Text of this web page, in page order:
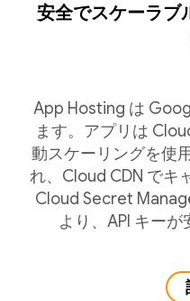
安全でスケーラ
App Hosting は
ます。アプリは
動スケーリングを使
れ、Cloud CDN でキ
Cloud Secret
より、API キーが